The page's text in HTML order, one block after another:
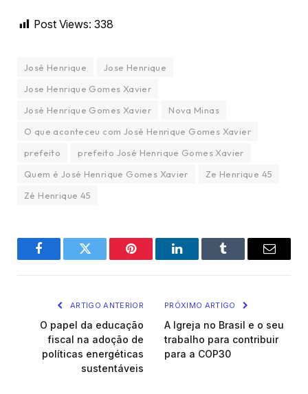
Post Views: 338
José Henrique
Jose Henrique
Jose Henrique Gomes Xavier
José Henrique Gomes Xavier
Nova Minas
O que aconteceu com José Henrique Gomes Xavier
prefeito
prefeito José Henrique Gomes Xavier
Quem é José Henrique Gomes Xavier
Ze Henrique 45
Zé Henrique 45
FacebookTwitter Pinterest LinkedInTumblr Email
ARTIGO ANTERIOR
O papel da educação
fiscal na adoção de
políticas energéticas
sustentáveis
PRÓXIMO ARTIGO
A Igreja no Brasil e o seu
trabalho para contribuir
para a COP30